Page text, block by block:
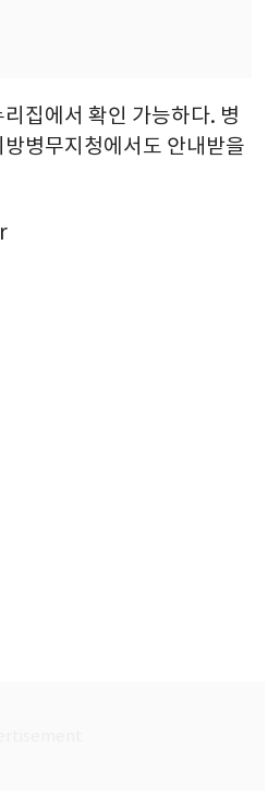
집에서 확인 가능하다. 병
병무지청에서도 안내받을